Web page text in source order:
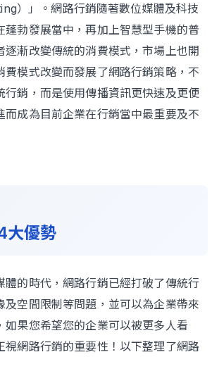
）」。網路行銷隨著數位媒體及科技
蓬勃發展當中，再加上智慧型手機的普
逐漸改變傳統的消費模式，市場上也開
費模式改變而發展了網路行銷策略，不
行銷，而是使用傳播資訊更快速及更便
而成為目前企業在行銷當中最重要及不
大優勢
體的時代，網路行銷已經打破了傳統行
及空間限制等問題，並可以為企業帶來
如果您希望您的企業可以被更多人看
視網路行銷的重要性！以下整理了網路